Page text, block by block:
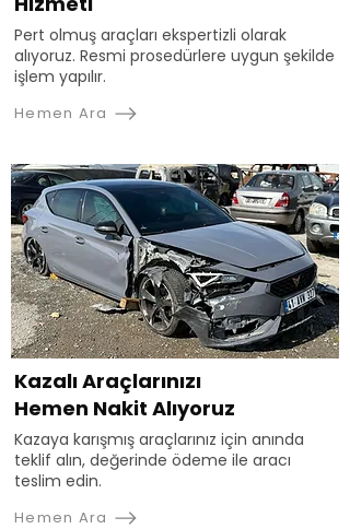
Pert olmuş araçları ekspertizli olarak
alıyoruz. Resmi prosedürlere uygun şekilde
işlem yapılır.
Hemen Ara
Kazalı Araçlarınızı
Hemen Nakit Alıyoruz
Kazaya karışmış araçlarınız için anında
teklif alın, değerinde ödeme ile aracı
teslim edin.
Hemen Ara